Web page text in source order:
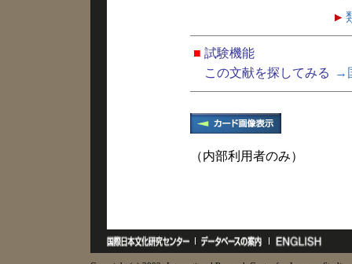
■ 試験機能
この文献を探してみる
→
（内部利用者のみ）